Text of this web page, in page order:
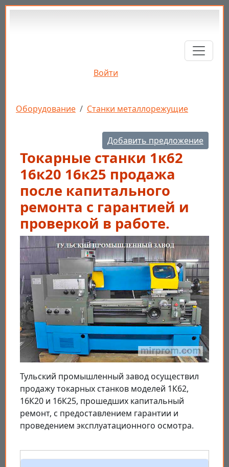
Перейти к основному содержанию
Войти
Строка навигации
Оборудование Станки металлорежущие
Добавить предложение
Токарные станки 1к62
16к20 16к25 продажа
после капитального
ремонта с гарантией и
проверкой в работе.
Тульский промышленный завод осуществил
продажу токарных станков моделей 1К62,
16К20 и 16К25, прошедших капитальный
ремонт, с предоставлением гарантии и
проведением эксплуатационного осмотра.